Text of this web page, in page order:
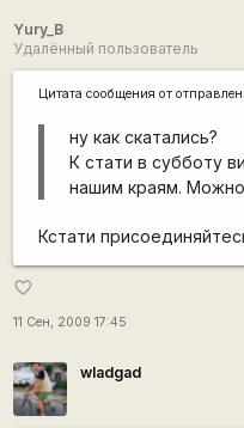
Yury_B
Удалённый пользователь
Цитата сообщения от
ну как скатались?
К стати в субботу
нашим краям.
Кстати
favorite_border
11 Сен, 2009 17:45
wladgad